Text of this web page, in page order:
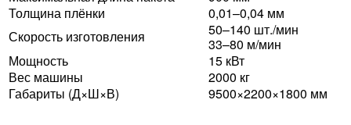
Толщина плёнки
0,01–0,04 мм
Скорость изготовления
50–140 шт./мин
33–80 м/мин
Мощность
15 кВт
Вес машины
2000 кг
Габариты (Д×Ш×В)
9500×2200×1800 мм